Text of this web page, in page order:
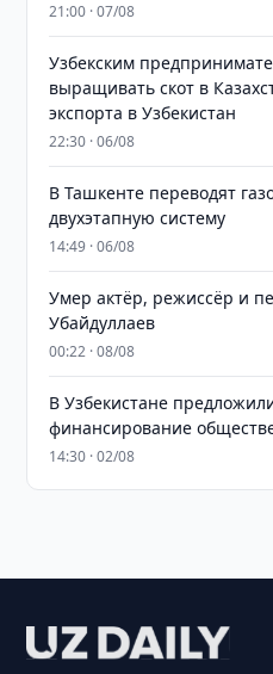
21:00 · 07/08
Узбекским
выращивать скот в
экспорта в Узбекистан
22:30 · 06/08
В Ташкенте переводят
двухэтапную систему
14:49 · 06/08
Умер актёр, режиссёр и
Убайдуллаев
00:22 · 08/08
В Узбекистане
финансирование
14:30 · 02/08